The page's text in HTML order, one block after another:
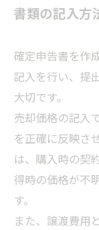
書類の記入方
確定申告書を作
記入を行い、提
大切です。
売却価格の記入
を正確に反映さ
は、購入時の契
得時の価格が不
す。
また、譲渡費用